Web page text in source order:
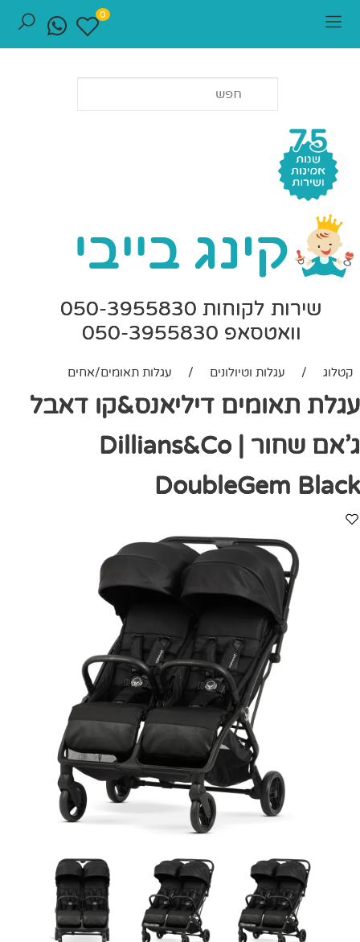
שירות לקוחות 050-3955830
וואטסאפ 050-3955830
0
קטלוג / עגלות וטיולונים / עגלות תאומים/אחים
עגלת תאומים דיליאנס&קו דאבל
ג'אם שחור | Dillians&Co
DoubleGem Black